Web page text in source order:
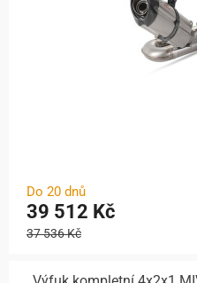
Do 20 dnů
39 512 Kč
37 536 Kč